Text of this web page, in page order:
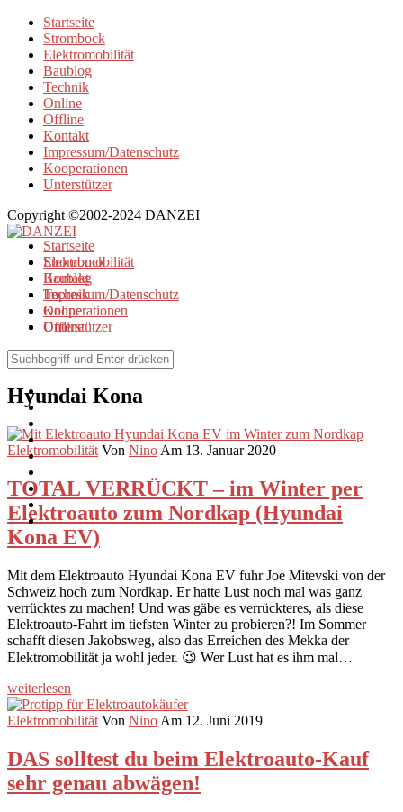
Startseite
Strombock
Elektromobilität
Baublog
Technik
Online
Offline
Kontakt
Impressum/Datenschutz
Kooperationen
Unterstützer
Copyright ©2002-2024 DANZEI
Startseite
Strombock
Kontakt
Impressum/Datenschutz
Kooperationen
Unterstützer
Elektromobilität
Baublog
Technik
Online
Offline
Browse Tag
Hyundai Kona
Elektromobilität Von Nino Am 13. Januar 2020
TOTAL VERRÜCKT – im Winter per
Elektroauto zum Nordkap (Hyundai
Kona EV)
Mit dem Elektroauto Hyundai Kona EV fuhr Joe Mitevski von der
Schweiz hoch zum Nordkap. Er hatte Lust noch mal was ganz
verrücktes zu machen! Und was gäbe es verrückteres, als diese
Elektroauto-Fahrt im tiefsten Winter zu probieren?! Im Sommer
schafft diesen Jakobsweg, also das Erreichen des Mekka der
Elektromobilität ja wohl jeder. 😉 Wer Lust hat es ihm mal…
weiterlesen
Elektromobilität Von Nino Am 12. Juni 2019
DAS solltest du beim Elektroauto-Kauf
sehr genau abwägen!